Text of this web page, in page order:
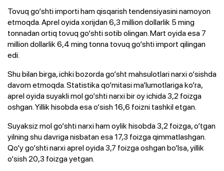
Tovuq go‘shti importi ham qisqarish tendensiyasini namoyon
etmoqda. Aprel oyida xorijdan 6,3 million dollarlik 5 ming
tonnadan ortiq tovuq go‘shti sotib olingan. Mart oyida esa 7
million dollarlik 6,4 ming tonna tovuq go‘shti import qilingan
edi.
Shu bilan birga, ichki bozorda go‘sht mahsulotlari narxi o‘sishda
davom etmoqda. Statistika qo‘mitasi ma’lumotlariga ko‘ra,
aprel oyida suyakli mol go‘shti narxi bir oy ichida 3,2 foizga
oshgan. Yillik hisobda esa o‘sish 16,6 foizni tashkil etgan.
Suyaksiz mol go‘shti narxi ham oylik hisobda 3,2 foizga, o‘tgan
yilning shu davriga nisbatan esa 17,3 foizga qimmatlashgan.
Qo‘y go‘shti narxi aprel oyida 3,7 foizga oshgan bo‘lsa, yillik
o‘sish 20,3 foizga yetgan.